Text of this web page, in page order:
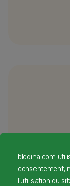
Besoin
bledina.com
consentement,
l'utilisation du